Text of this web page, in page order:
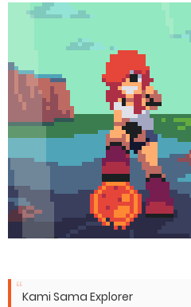
Kami Sama Explorer